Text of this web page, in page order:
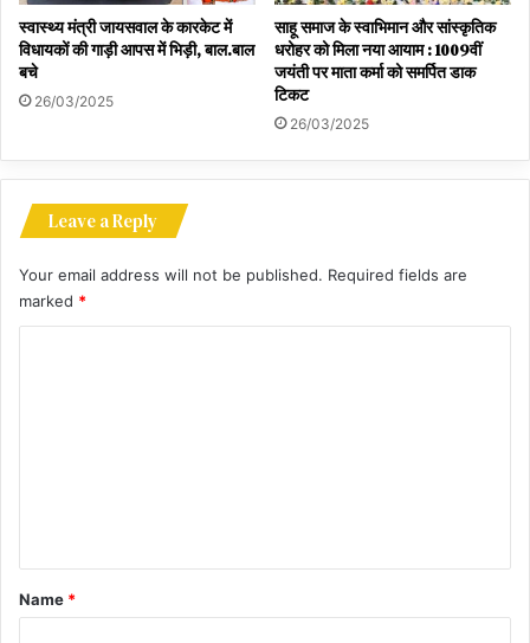
स्वास्थ्य मंत्री जायसवाल के कारकेट में
विधायकों की गाड़ी आपस में भिड़ी, बाल.बाल
बचे
26/03/2025
साहू समाज के स्वाभिमान और सांस्कृतिक
धरोहर को मिला नया आयाम : 1009वीं
जयंती पर माता कर्मा को समर्पित डाक
टिकट
26/03/2025
Leave a Reply
Your email address will not be published. Required fields are
marked *
*
Name *